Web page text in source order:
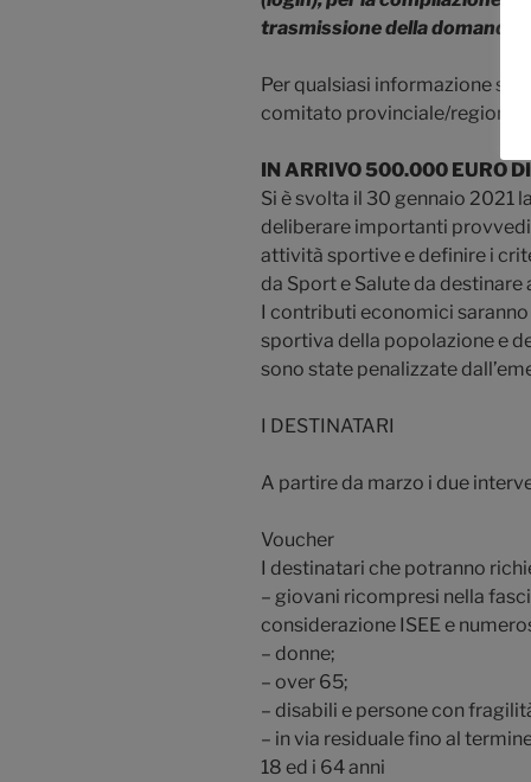
trasmissione della domanda.
Per qualsiasi informazione
comitato provinciale/
IN ARRIVO 500.000 EURO
Si è svolta il 30 gennaio 2021
deliberare importanti
attività sportive e definire i
da Sport e Salute da destinare
I contributi economici
sportiva della popolazione e
sono state penalizzate
I DESTINATARI
A partire da marzo i due
Voucher
I destinatari che potranno
– giovani ricompresi nella
considerazione ISEE e
– donne;
– over 65;
– disabili e persone con
– in via residuale fino al
18 ed i 64 anni